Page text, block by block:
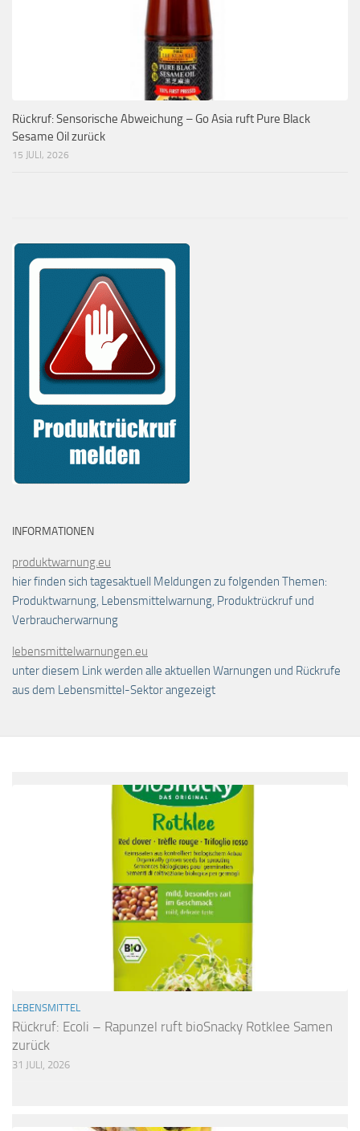
Rückruf: Sensorische Abweichung – Go Asia ruft Pure Black
Sesame Oil zurück
15 JULI, 2026
INFORMATIONEN
produktwarnung.eu
hier finden sich tagesaktuell Meldungen zu folgenden Themen:
Produktwarnung, Lebensmittelwarnung, Produktrückruf und
Verbraucherwarnung
lebensmittelwarnungen.eu
unter diesem Link werden alle aktuellen Warnungen und Rückrufe
aus dem Lebensmittel-Sektor angezeigt
LEBENSMITTEL
Rückruf: Ecoli – Rapunzel ruft bioSnacky Rotklee Samen
zurück
31 JULI, 2026